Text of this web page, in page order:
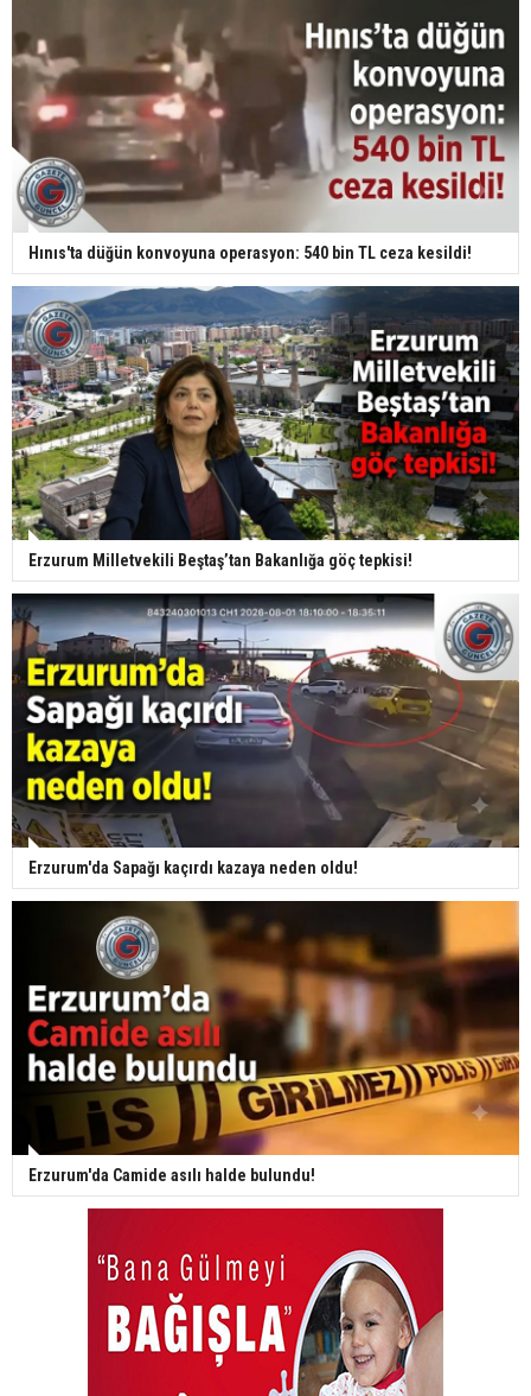
Hınıs'ta düğün konvoyuna operasyon: 540 bin TL ceza kesildi!
Erzurum Milletvekili Beştaş’tan Bakanlığa göç tepkisi!
Erzurum'da Sapağı kaçırdı kazaya neden oldu!
Erzurum'da Camide asılı halde bulundu!